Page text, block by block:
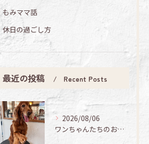
もみママ話
休日の過ごし方
最近の投稿 Recent Posts
2026/08/06
ワンちゃんたちのお手入れ日記🐶✨